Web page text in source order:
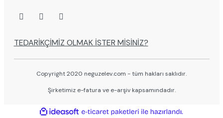
TEDARİKÇİMİZ OLMAK İSTER MİSİNİZ?
Copyright 2020 neguzelev.com - tüm hakları saklıdır.
Şirketimiz e-fatura ve e-arşiv kapsamındadır.
ideasoft
e-